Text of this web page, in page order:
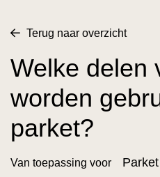
Terug naar overzicht
Welke delen
worden
parket?
Van toepassing voor Parket